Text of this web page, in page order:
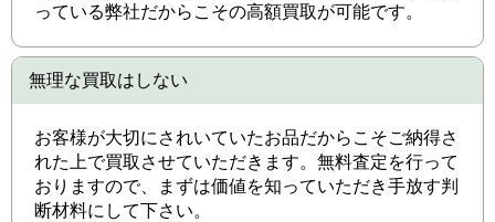
っている弊社だからこその高額買取が可能です。
無理な買取はしない
お客様が大切にされいていたお品だからこそご納得さ
れた上で買取させていただきます。無料査定を行って
おりますので、まずは価値を知っていただき手放す判
断材料にして下さい。